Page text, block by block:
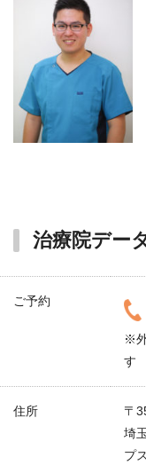
治療院デー
ご予約
※
す
住所
〒
埼
プ